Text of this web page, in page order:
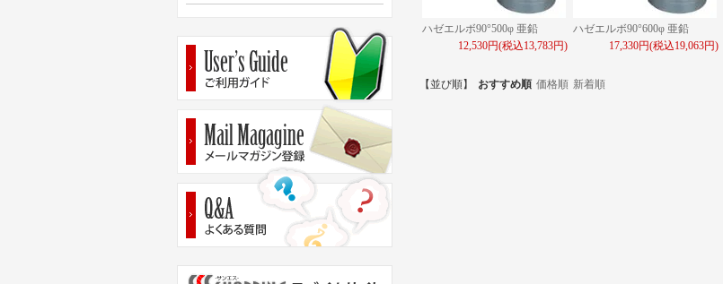
ハゼエルボ90°500φ 亜鉛
12,530円(税込13,783円)
ハゼエルボ90°600φ 亜鉛
17,330円(税込19,063円)
【並び順】 おすすめ順 価格順 新着順